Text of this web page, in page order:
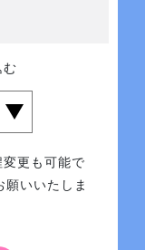
む
更も可能で
願いいたしま